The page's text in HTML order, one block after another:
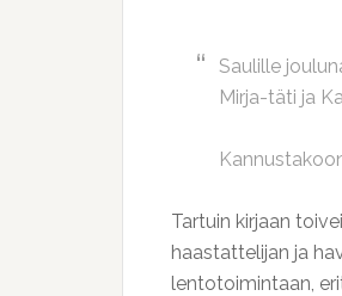
Saulille
Mirja-täti ja
Tartuin kirjaan
haastattelijan ja
lentotoimintaan,